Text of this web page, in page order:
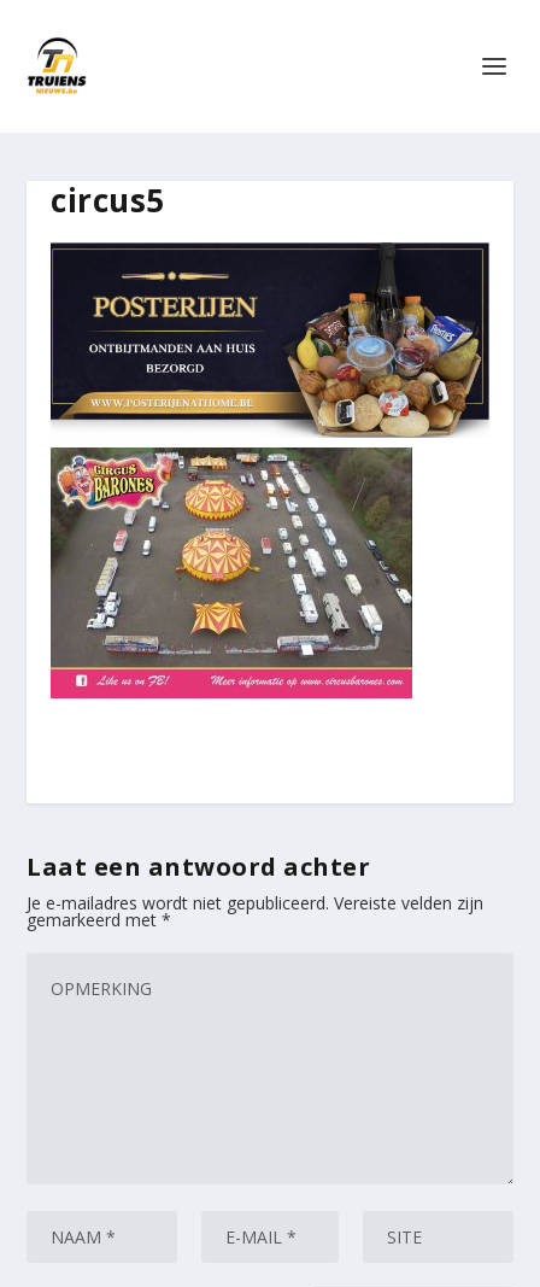
circus5
Laat een antwoord achter
Je e-mailadres wordt niet gepubliceerd. Vereiste velden zijn
gemarkeerd met*